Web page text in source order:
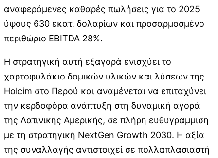
αναφερόμενες καθαρές πωλήσεις για το 2025
ύψους 630 εκατ. δολαρίων και προσαρμοσμένο
περιθώριο EBITDA 28%.
H στρατηγική αυτή εξαγορά ενισχύει το
χαρτοφυλάκιο δομικών υλικών και λύσεων της
Holcim στο Περού και αναμένεται να επιταχύνει
την κερδοφόρα ανάπτυξη στη δυναμική αγορά
της Λατινικής Αμερικής, σε πλήρη ευθυγράμμιση
με τη στρατηγική NextGen Growth 2030. Η αξία
της συναλλαγής αντιστοιχεί σε πολλαπλασιαστή